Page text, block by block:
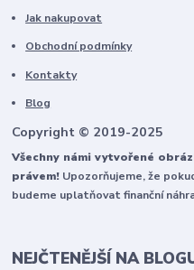
Jak nakupovat
Obchodní podmínky
Kontakty
Blog
Copyright © 2019-2025
Všechny námi vytvořené
právem! Upozorňujeme, že
budeme uplatňovat finanční
NEJČTENĚJŠÍ NA